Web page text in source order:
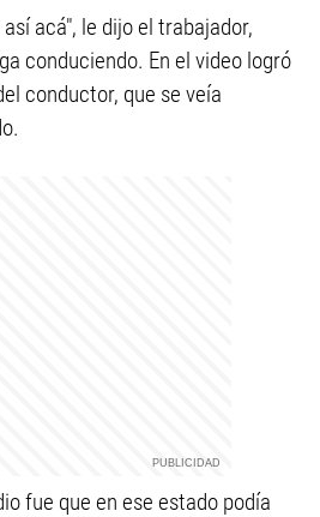
acá", le dijo el trabajador,
conduciendo. En el video logró
conductor, que se veía
fue que en ese estado podía